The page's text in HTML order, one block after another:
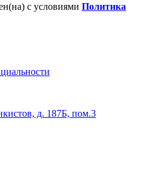
с условиями Политика
д. 187Б, пом.3